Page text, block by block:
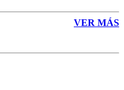
VER MÁS